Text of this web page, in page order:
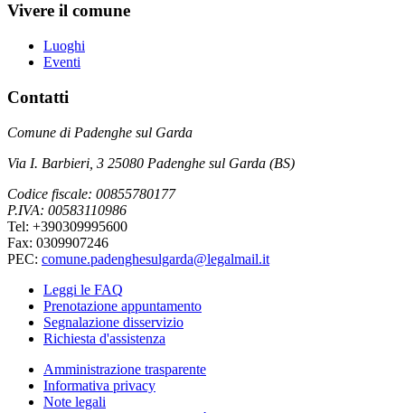
Vivere il comune
Luoghi
Eventi
Contatti
Comune di Padenghe sul Garda
Via I. Barbieri, 3 25080 Padenghe sul Garda (BS)
Codice fiscale: 00855780177
P.IVA: 00583110986
Tel: +390309995600
Fax: 0309907246
PEC: comune.padenghesulgarda@legalmail.it
Leggi le FAQ
Prenotazione appuntamento
Segnalazione disservizio
Richiesta d'assistenza
Amministrazione trasparente
Informativa privacy
Note legali